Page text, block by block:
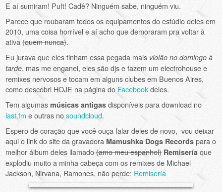
E aí sumiram! Puft! Cadê? Ninguém sabe, ninguém viu.
Parece que roubaram todos os equipamentos do estúdio deles em
2010, uma coisa horrível e aí acho que demoraram pra voltar à
ativa(quem nunca).
Eu jurava que eles tinham essa pegada mais violão no domingo à
tarde, mas me enganei, eles são djs e fazem um electrohouse e
remixes nervosos e tocam em alguns clubes em Buenos Aires,
como descobri HOJE na página do Facebookdeles.
Tem algumasmúsicas antigas disponíveis para download no
last.fm e outras nosoundcloud.
Espero de coração que você ouça falar deles de novo, vou deixar
aqui o link do site da gravadora Mamushka Dogs Records para o
melhor álbum deles llamado(amo meu espanhol) Remisería que
explodiu muito a minha cabeça com os remixes de Michael
Jackson, Nirvana, Ramones, não perde: Remisería